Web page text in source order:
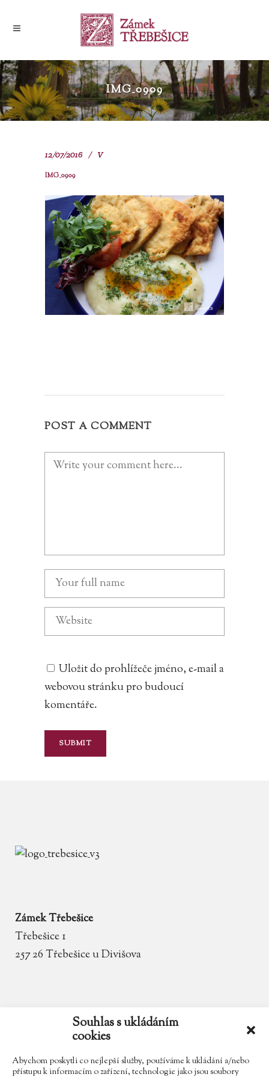
Souhlas s ukládáním
cookies
Abychom poskytli co nejlepší služby, používáme k ukládání a/nebo
přístupu k informacím o zařízení, technologie jako jsou soubory
IMG_0909
12/07/2016 V
IMG_0909
POST A COMMENT
Uložit do prohlížeče jméno, e-mail a
webovou stránku pro budoucí
komentáře.
Zámek Třebešice
Třebešice 1
257 26 Třebešice u Divišova
zamek.trebesice@volny.cz
602 354 467